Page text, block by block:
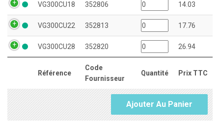
Référence
Code
Fournisseur
Quantité Prix TTC
VG300CU18 352806 14.03
VG300CU22 352813 17.76
VG300CU28 352820 26.94
Ajouter Au Panier